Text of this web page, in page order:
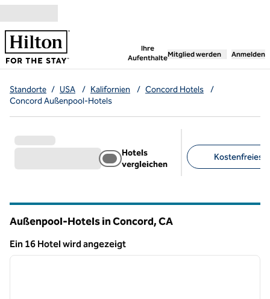
Weiter zum Inhalt
Ihre
Aufenthalte
,öffnet neue
Mitglied werden Anmelden
Standorte / USA / Kalifornien / Concord Hotels
/
Concord Außenpool-Hotels
Hotels
vergleichen
Kostenfreies
Außenpool-Hotels in Concord,CA
Ein 16 Hotel wird angezeigt
Ein 16 Hotel wird angezeigt
1 von 12